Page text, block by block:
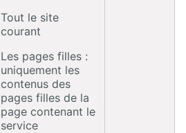
Tout le site
courant
Les pages filles :
uniquement les
contenus des
pages filles de la
page contenant le
service